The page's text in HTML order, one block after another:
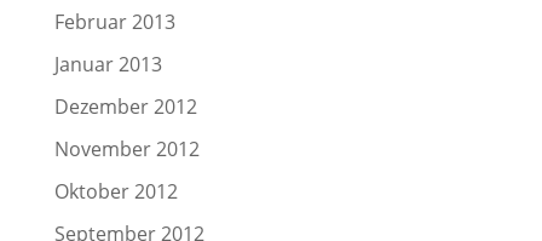
Februar 2013
Januar 2013
Dezember 2012
November 2012
Oktober 2012
September 2012